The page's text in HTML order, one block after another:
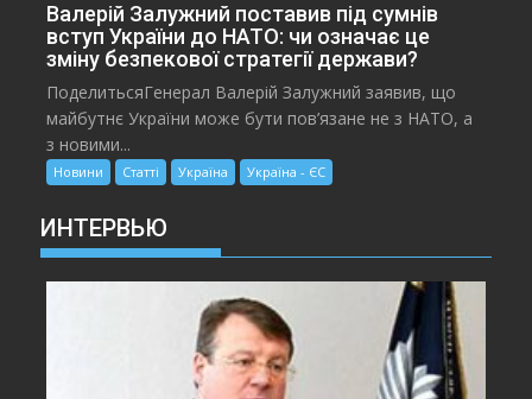
Валерій Залужний поставив під сумнів
вступ України до НАТО: чи означає це
зміну безпекової стратегії держави?
ПоделитьсяГенерал Валерій Залужний заявив, що
майбутнє України може бути пов’язане не з НАТО, а
з новими...
Новини Статті Україна Україна - ЄС
ИНТЕРВЬЮ